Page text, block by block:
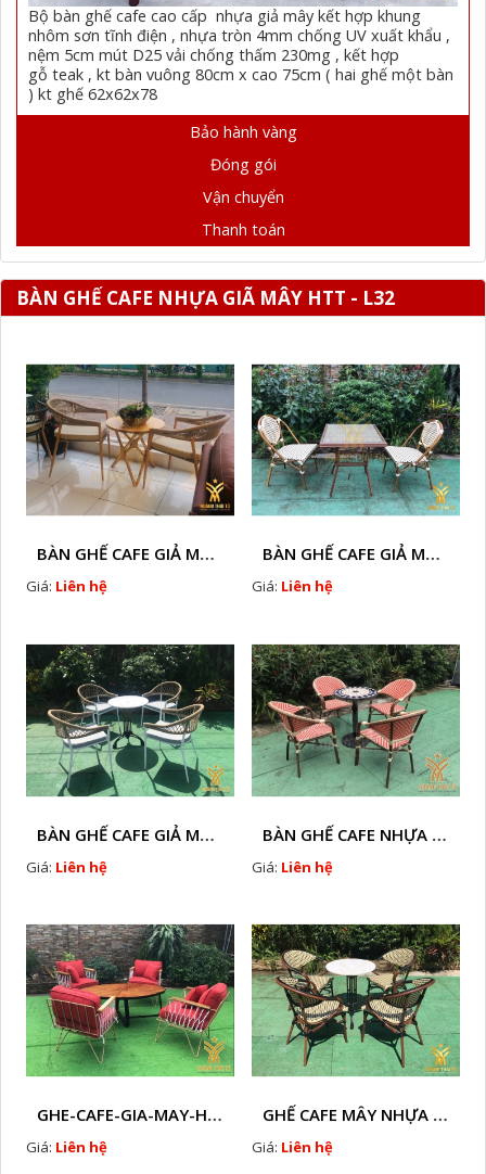
Bộ bàn ghế cafe cao cấp nhựa giả mây kết hợp khung
nhôm sơn tĩnh điện , nhựa tròn 4mm chống UV xuất khẩu ,
nệm 5cm mút D25 vải chống thấm 230mg , kết hợp
gỗ teak , kt bàn vuông 80cm x cao 75cm ( hai ghế một bàn
) kt ghế 62x62x78
Bảo hành vàng
Đóng gói
Vận chuyển
Thanh toán
BÀN GHẾ CAFE NHỰA GIÃ MÂY HTT - L32
BÀN GHẾ CAFE GIẢ MÂY HTT - L128A
Giá: Liên hệ
BÀN GHẾ CAFE GIẢ MÂY HTT - LS132
Giá: Liên hệ
BÀN GHẾ CAFE GIẢ MÂY HTT - L128
Giá: Liên hệ
BÀN GHẾ CAFE NHỰA GIẢ MÂY HTT - L112
Giá: Liên hệ
GHE-CAFE-GIA-MAY-HTT - L110
Giá: Liên hệ
GHẾ CAFE MÂY NHỰA HTT - L130
Giá: Liên hệ